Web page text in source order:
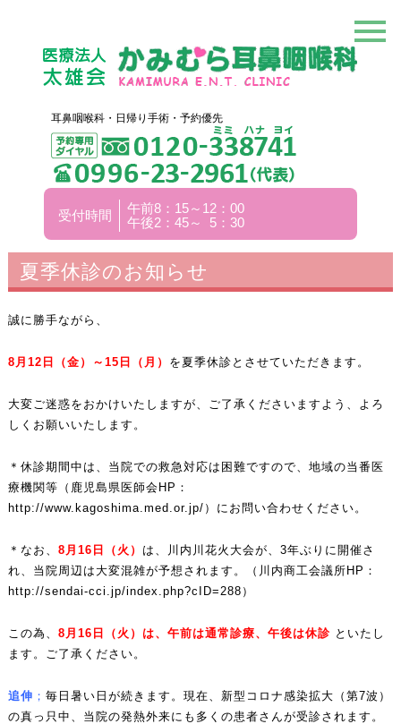
耳鼻咽喉科・日帰り手術・予約優先
受付時間
午前8：15～12：00
午後2：45～ 5：30
夏季休診のお知らせ
誠に勝手ながら、
8月12日（金）～15日（月） を夏季休診とさせていただきます。
大変ご迷惑をおかけいたしますが、ご了承くださいますよう、よろ
しくお願いいたします。
＊休診期間中は、当院での救急対応は困難ですので、地域の当番医
療機関等（鹿児島県医師会HP：
http://www.kagoshima.med.or.jp/ ）にお問い合わせください。
＊なお、 8月16 日（火） は、川内川花火大会が、3年ぶりに開催さ
れ、当院周辺は大変混雑が予想されます。（川内商工会議所HP：
http://sendai-cci.jp/index.php?cID=288 ）
この為、 8月16日（火）は、午前は通常診療、午後は休診 といたし
ます。ご了承ください。
追伸 ； 毎日暑い日が続きます。現在、新型コロナ感染拡大（第7波）
の真っ只中、当院の発熱外来にも多くの患者さんが受診されます。